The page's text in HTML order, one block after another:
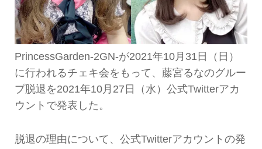
PrincessGarden-2GN-が2021年10月31日（日）
に行われるチェキ会をもって、藤宮るなのグルー
プ脱退を2021年10月27日（水）公式Twitterアカ
ウントで発表した。
脱退の理由について、公式Twitterアカウントの発